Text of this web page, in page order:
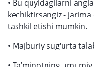
• Bu quyidagilarni
kechiktirsangiz -
tashkil etishi mumkin.
• Majburiy sug‘urta